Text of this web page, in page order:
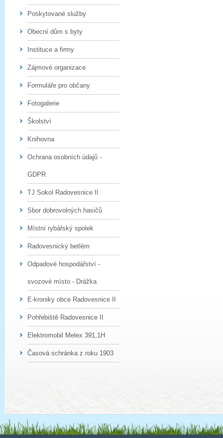
Poskytované služby
Obecní dům s byty
Instituce a firmy
Zájmové organizace
Formuláře pro občany
Fotogalerie
Školství
Knihovna
Ochrana osobních údajů -
GDPR
TJ Sokol Radovesnice II
Sbor dobrovolných hasičů
Místní rybářský spolek
Radovesnický betlém
Odpadové hospodářství -
svozové místo - Drážka
E-kroniky obce Radovesnice II
Pohřebiště Radovesnice II
Elektromobil Melex 391,1H
Časová schránka z roku 1903